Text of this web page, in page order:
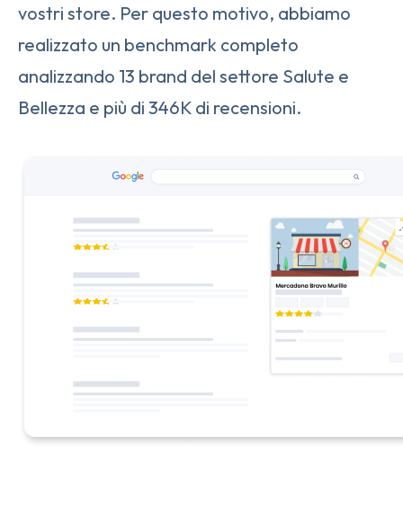
vostri store. Per questo motivo, abbiamo
realizzato un benchmark completo
analizzando 13 brand del settore Salute e
Bellezza e più di 346K di recensioni.